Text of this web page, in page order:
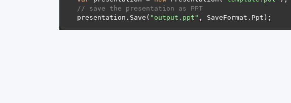
// save the presentation as PPT
presentation.Save( "output.ppt"